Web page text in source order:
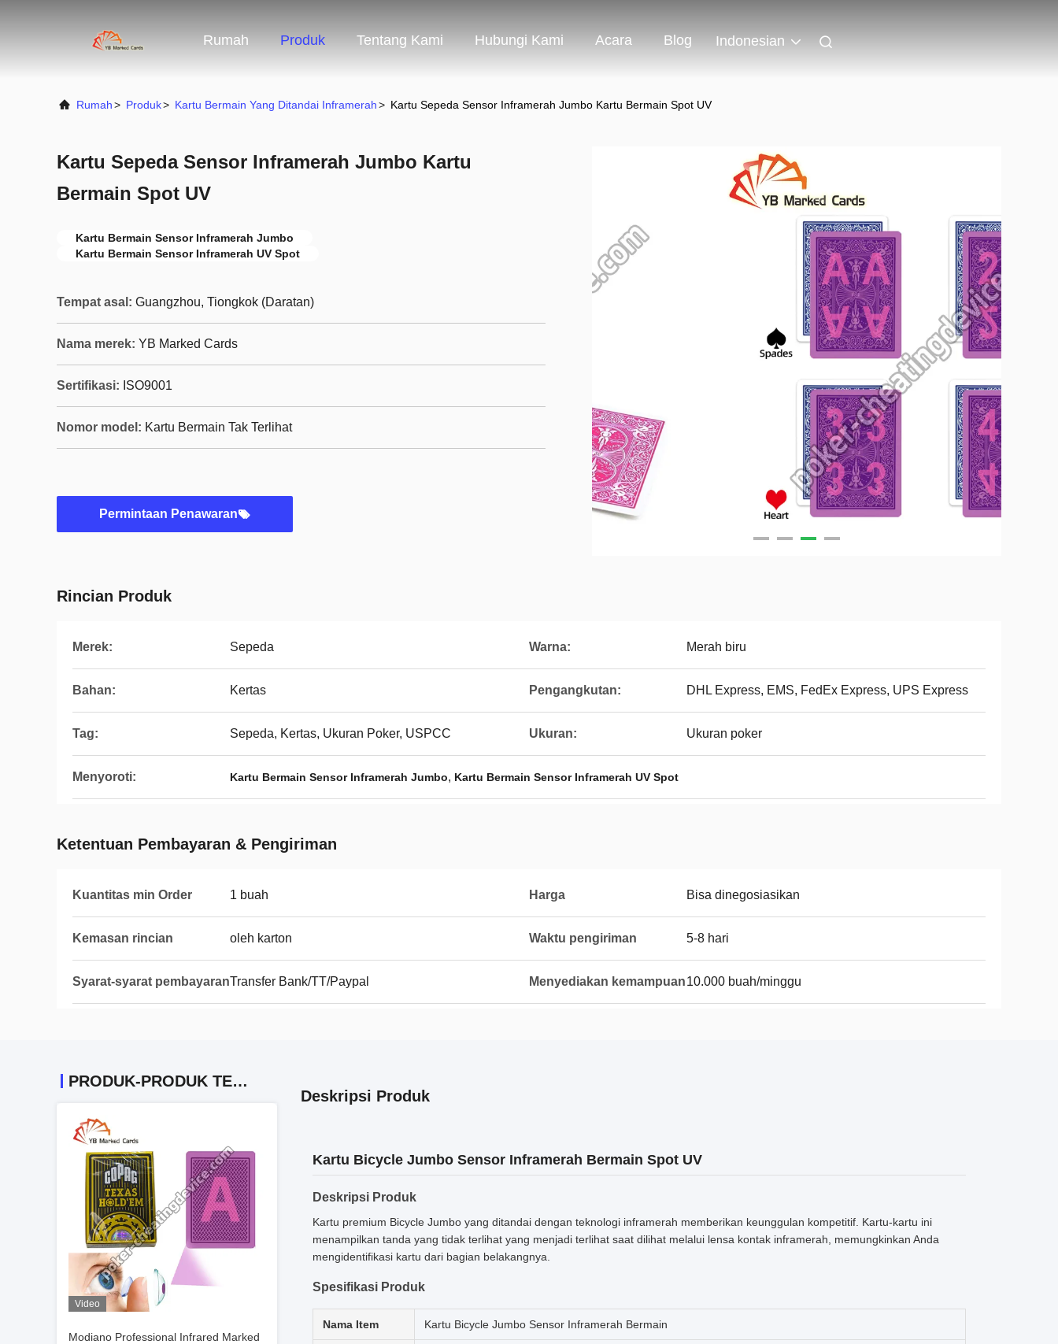
Rumah Produk Tentang Kami Hubungi Kami Acara Blog Indonesian
Rumah> Produk> Kartu Bermain Yang Ditandai Inframerah> Kartu Sepeda Sensor Inframerah Jumbo Kartu Bermain Spot UV
Kartu Sepeda Sensor Inframerah Jumbo Kartu
Bermain Spot UV
Kartu Bermain Sensor Inframerah Jumbo
Kartu Bermain Sensor Inframerah UV Spot
Tempat asal: Guangzhou, Tiongkok (Daratan)
Nama merek: YB Marked Cards
Sertifikasi: ISO9001
Nomor model: Kartu Bermain Tak Terlihat
Permintaan Penawaran
Rincian Produk
Merek: Sepeda Warna: Merah biru
Bahan: Kertas Pengangkutan: DHL Express, EMS, FedEx Express, UPS Express
Tag: Sepeda, Kertas, Ukuran Poker, USPCC Ukuran: Ukuran poker
Menyoroti: Kartu Bermain Sensor Inframerah Jumbo, Kartu Bermain Sensor Inframerah UV Spot
Ketentuan Pembayaran & Pengiriman
Kuantitas min Order 1 buah Harga Bisa dinegosiasikan
Kemasan rincian oleh karton Waktu pengiriman 5-8 hari
Syarat-syarat pembayaranTransfer Bank/TT/Paypal Menyediakan kemampuan10.000 buah/minggu
PRODUK-PRODUK TERKAIT
Video
Modiano Professional Infrared Marked
Deskripsi Produk
Kartu Bicycle Jumbo Sensor Inframerah Bermain Spot UV
Deskripsi Produk
Kartu premium Bicycle Jumbo yang ditandai dengan teknologi inframerah memberikan keunggulan kompetitif. Kartu-kartu ini
menampilkan tanda yang tidak terlihat yang menjadi terlihat saat dilihat melalui lensa kontak inframerah, memungkinkan Anda
mengidentifikasi kartu dari bagian belakangnya.
Spesifikasi Produk
Nama Item Kartu Bicycle Jumbo Sensor Inframerah Bermain